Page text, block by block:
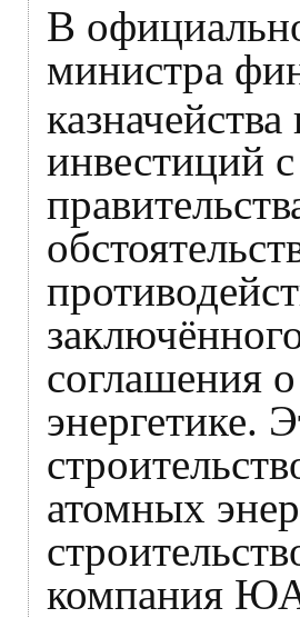
В
министра
инвестиций
соглашения
энергетике.
атомных
компания